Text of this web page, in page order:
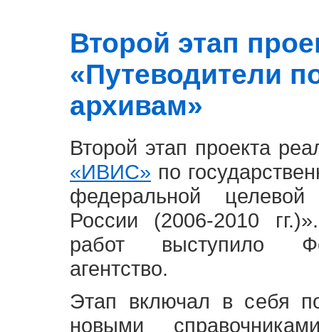
Второй этап
«Путеводители
архивам»
Второй этап проекта
«ИВИС» по
федеральной
России (2006-2010
работ выступило
агентство.
Этап включал в себя
новыми